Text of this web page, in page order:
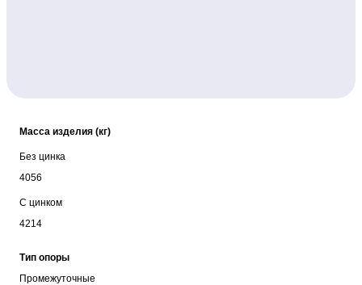
Масса изделия (кг)
Без цинка
4056
С цинком
4214
Тип опоры
Промежуточные